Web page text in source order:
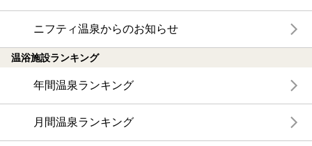
ニフティ温泉からのお知らせ
温浴施設ランキング
年間温泉ランキング
月間温泉ランキング